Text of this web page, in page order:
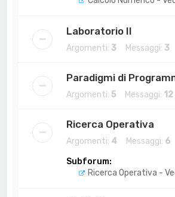
Laboratorio II
Argomenti: 3 Messaggi: 3
Paradigmi di
Argomenti: 5 Messaggi: 12
Ricerca Operativa
Argomenti: 4 Messaggi: 6
Subforum:
Ricerca Operativa -